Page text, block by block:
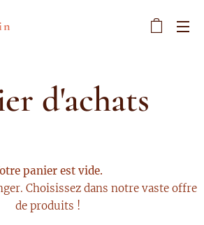
d'achats
panier est vide.
Choisissez dans notre vaste offre
de produits !